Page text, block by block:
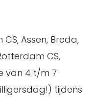
Assen, Breda,
CS,
van 4 t/m 7
tijdens